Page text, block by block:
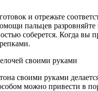
и отрежьте
пальцев разровняйте
соберется. Когда вы
своими руками
можно привести в